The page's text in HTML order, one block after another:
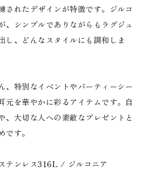
されたデザインが特徴です。ジルコ
、シンプルでありながらもラグジュ
し、どんなスタイルにも調和しま
、特別なイベントやパーティーシー
元を華やかに彩るアイテムです。自
、大切な人への素敵なプレゼントと
です。
テンレス316L / ジルコニア